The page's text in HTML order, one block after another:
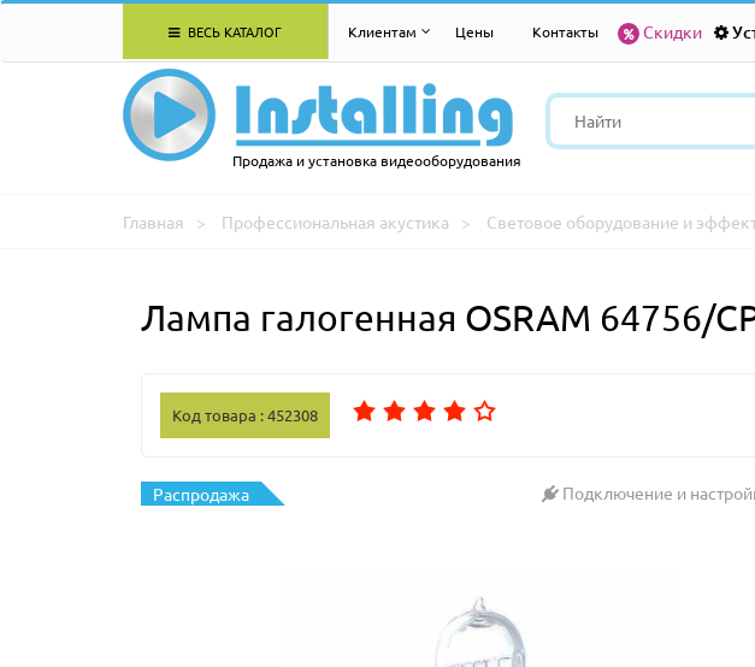
ВЕСЬ КАТАЛОГ Клиентам Цены Контакты Скидки
Продажа и установка видеооборудования
Главная Профессиональная акустика Световое оборудование и
Лампа галогенная OSRAM 64756/
Код товара : 452308
Распродажа
Подключение и